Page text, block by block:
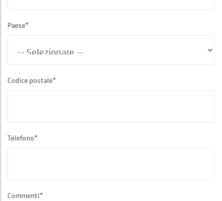
Paese*
Codice postale*
Telefono*
Commenti*